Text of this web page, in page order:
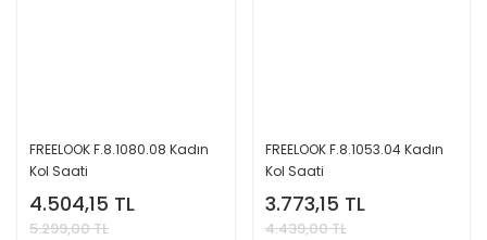
FREELOOK F.8.1080.08 Kadın
Kol Saati
4.504,15 TL
5.299,00 TL
FREELOOK F.8.1053.04 Kadın
Kol Saati
3.773,15 TL
4.439,00 TL